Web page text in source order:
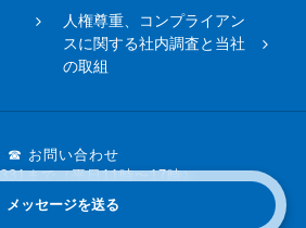
メッセージを送る
人権尊重、コンプライアン
スに関する社内調査と当社
の取組
☎ お問い合わせ
まで（平日11時〜17時）
FM NACK5 All rights reserved.